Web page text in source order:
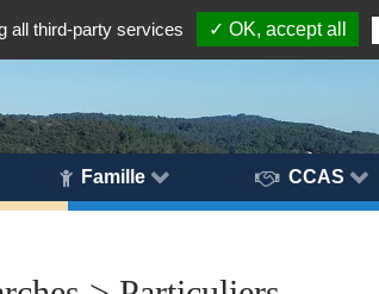
Famille CCAS
all third-party services ✓ OK, accept all